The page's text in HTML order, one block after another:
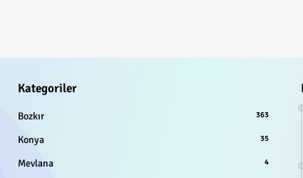
Kategoriler
Bozkır 363
Konya 35
Mevlana 4